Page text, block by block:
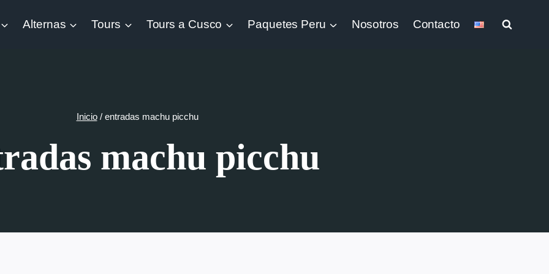
Alternas Tours Tours a Cusco Paquetes Peru Nosotros Contacto
Inicio / entradas machu picchu
machu picchu